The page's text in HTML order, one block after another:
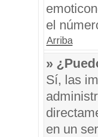
el
Arriba
»
Sí, las
en un